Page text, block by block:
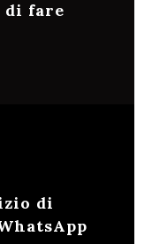
di fare
di